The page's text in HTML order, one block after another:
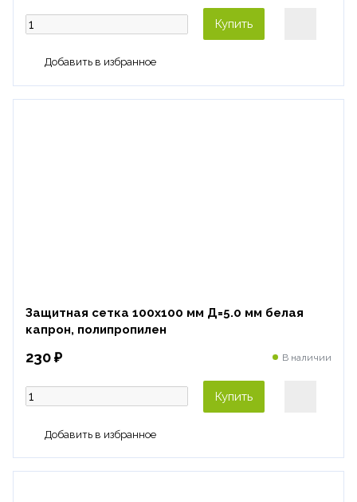
Купить
Защитная сетка 100х100 мм Д=5.0 мм белая
капрон, полипропилен
230 ₽ В наличии
Купить